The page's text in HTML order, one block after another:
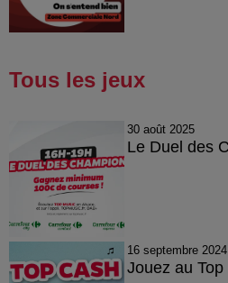
Tous les jeux
30 août 2025
Le Duel des
16 septembre 2024
Jouez au Top